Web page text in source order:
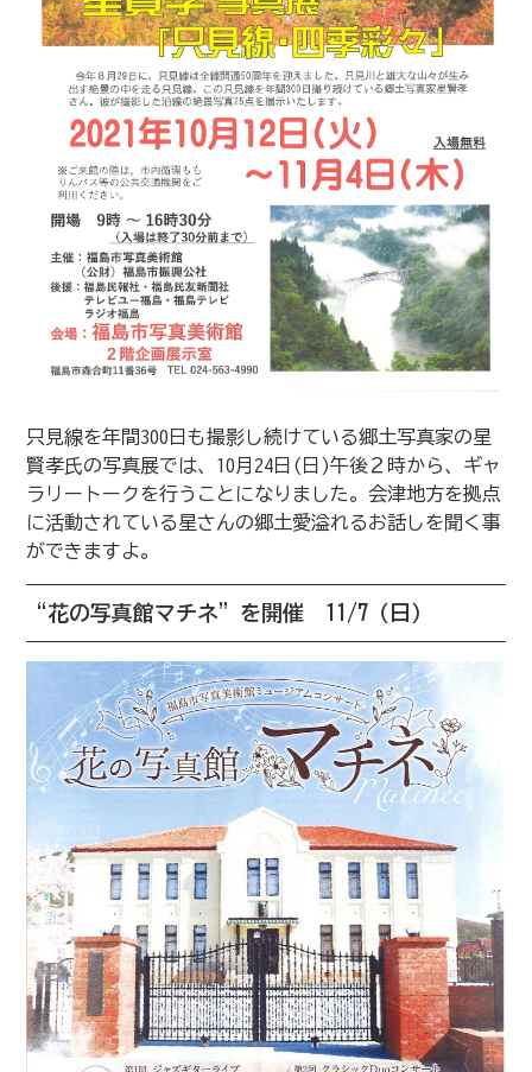
只見線を年間300日も撮影し続けている郷土写真家の星
賢孝氏の写真展では、10月24日(日)午後２時から、ギャ
ラリートークを行うことになりました。会津地方を拠点
に活動されている星さんの郷土愛溢れるお話しを聞く事
ができますよ。
“花の写真館マチネ”を開催 11/7（日）